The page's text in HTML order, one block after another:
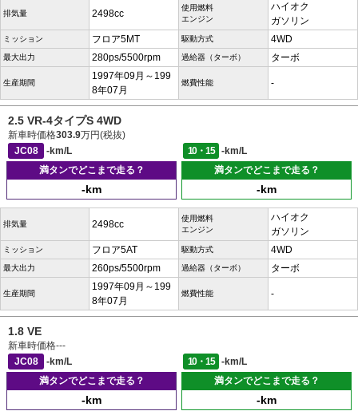
排気量 2498cc
使用燃料
エンジン
ハイオク
ガソリン
ミッション フロア5MT 駆動方式 4WD
最大出力 280ps/5500rpm 過給器（ターボ） ターボ
生産期間
1997年09月～199
8年07月
燃費性能 -
2.5 VR-4タイプS 4WD
新車時価格303.9万円(税抜)
JC08
-km/L 10・15
-km/L
満タンでどこまで走る？
-km
満タンでどこまで走る？
-km
排気量 2498cc
使用燃料
エンジン
ハイオク
ガソリン
ミッション フロア5AT 駆動方式 4WD
最大出力 260ps/5500rpm 過給器（ターボ） ターボ
生産期間
1997年09月～199
8年07月
燃費性能 -
1.8 VE
新車時価格---
JC08
-km/L 10・15
-km/L
満タンでどこまで走る？
-km
満タンでどこまで走る？
-km